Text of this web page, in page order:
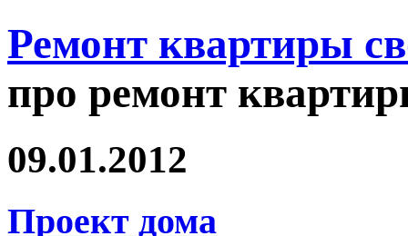
Ремонт квартиры
про ремонт
09.01.2012
Проект дома